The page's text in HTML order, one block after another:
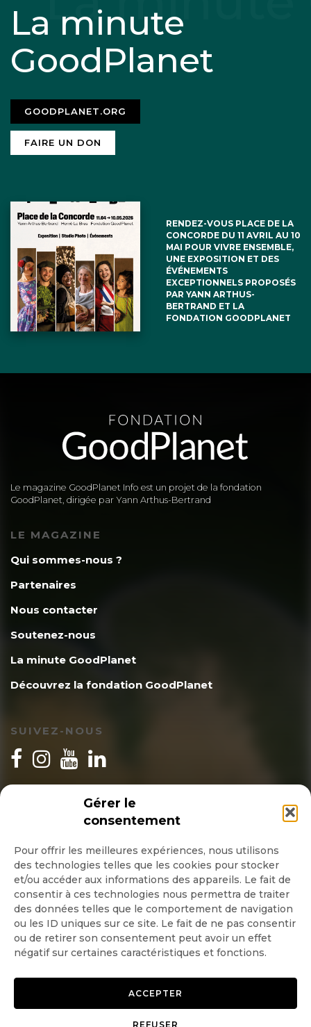
Gérer le
consentement
Pour offrir les meilleures expériences, nous utilisons
des technologies telles que les cookies pour stocker
et/ou accéder aux informations des appareils. Le fait de
consentir à ces technologies nous permettra de traiter
des données telles que le comportement de navigation
ou les ID uniques sur ce site. Le fait de ne pas consentir
ou de retirer son consentement peut avoir un effet
négatif sur certaines caractéristiques et fonctions.
ACCEPTER
REFUSER
La minute
GoodPlanet
GOODPLANET.ORG
FAIRE UN DON
RENDEZ-VOUS PLACE DE LA
CONCORDE DU 11 AVRIL AU 10
MAI POUR VIVRE ENSEMBLE,
UNE EXPOSITION ET DES
ÉVÉNEMENTS
EXCEPTIONNELS PROPOSÉS
PAR YANN ARTHUS-
BERTRAND ET LA
FONDATION GOODPLANET
Le magazine GoodPlanet Info est un projet de la fondation
GoodPlanet, dirigée par Yann Arthus-Bertrand
LE MAGAZINE
Qui sommes-nous ?
Partenaires
Nous contacter
Soutenez-nous
La minute GoodPlanet
Découvrez la fondation GoodPlanet
SUIVEZ-NOUS
INSCRIPTION NEWSLETTER
Quotidienne
Hebdo
OK